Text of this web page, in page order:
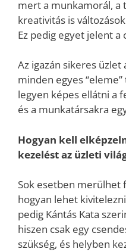
mert a munkamorál, a
kreativitás is
Ez pedig egyet jelent a
Az igazán sikeres
minden egyes
legyen képes ellátni a
és a munkatársakra
Hogyan kell
kezelést az üzleti
Sok esetben merülhet
hogyan lehet
pedig Kántás Kata
hiszen csak egy
szükség, és helyben